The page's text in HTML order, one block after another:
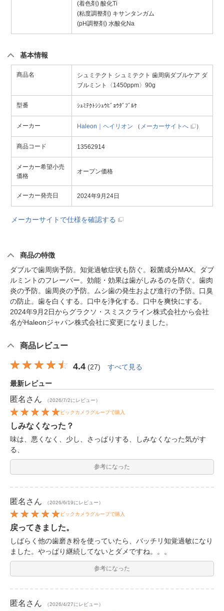
(着色剤) 酸化Ti
(粘度調整剤) キサンタンガム
(pH調整剤) 水酸化Na
基本情報
商品名
シュミテクト シュミテクト 歯周病ダブルケア ダ
ブルミント〈1450ppm〉90g
型番 ｼｭﾐﾃｸﾄｼｼｭｳﾋﾞｮｳﾀﾞﾌﾞﾙｹ
メーカー Haleon｜ヘイリオン （ メーカーサイトへ ）
商品コード 13562914
メーカー希望小売
価格
オープン価格
メーカー発売日 2024年9月24日
メーカーサイトで仕様を確認する
商品の特徴
ダブルで歯周病予防。知覚過敏症状も防ぐ。殺菌成分MAX。ダブ
ルミントのフレーバー。効能・効果は歯がしみるのを防ぐ。歯肉
炎の予防。歯周炎の予防。ムシ歯の発生および進行の予防。口臭
の防止。歯を白くする。口中を浄化する。口中を爽快にする。
2024年9月2日からグラクソ・スミスクライン株式会社から会社
名がHaleonジャパン株式会社に変更になりました。
商品レビュー
4.4 (27) すべて見る
最新レビュー
匿名 さん （2026/7/2にレビュー）
ビックカメラグループで購入
しみなくなった？
味は、悪くなく、少し、さっぱりする、しみなくなった気がす
る、
参考になった
匿名 さん （2026/6/19にレビュー）
ビックカメラグループで購入
戻ってきました。
しばらく他の歯磨き粉を使っていたら、バッチリ知覚過敏になり
ました。やっぱり継続してないとダメですね。。。
参考になった
匿名 さん （2026/4/27にレビュー）